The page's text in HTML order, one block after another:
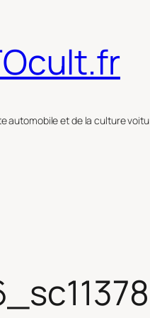
automobile et de la culture